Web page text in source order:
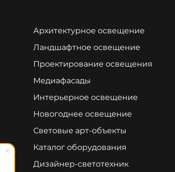
Архитектурное освещение
Ландшафтное освещение
Проектирование освещения
Медиафасады
Интерьерное освещение
Новогоднее освещение
Световые арт-объекты
Каталог оборудования
Дизайнер-светотехник